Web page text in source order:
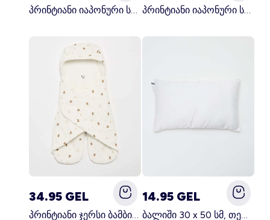
პრინტიანი იაპონური სამზარეულოს წინსაფარი მწვანე პრინტიანი იაპონური სამზარეულოს წინსაფარი ვარდისფერი
34.95 GEL
პრინტიანი ჯერსი ბამბის და ფლისის საბანი თეთრი
14.95 GEL
ბალიში 30 x 50 სმ, თეთრი